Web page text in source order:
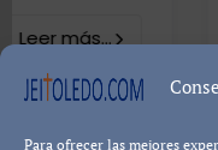
Para ofrecer las mejores
se va al